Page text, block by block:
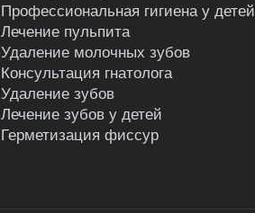
Профессиональная гигиена у детей
Лечение пульпита
Удаление молочных зубов
Консультация гнатолога
Удаление зубов
Лечение зубов у детей
Герметизация фиссур